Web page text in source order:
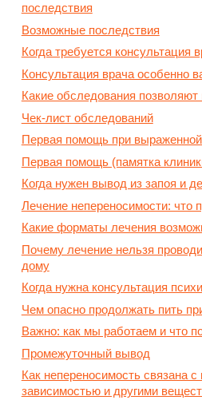
последствия
Возможные последствия
Когда требуется консультация
Консультация врача особенно
Какие обследования
Чек-лист обследований
Первая помощь при
Первая помощь (памятка
Когда нужен вывод из запоя и
Лечение непереносимости: что
Какие форматы лечения
Почему лечение нельзя
дому
Когда нужна консультация
Чем опасно продолжать пить
Важно: как мы работаем и что
Промежуточный вывод
Как непереносимость связана с
зависимостью и другими